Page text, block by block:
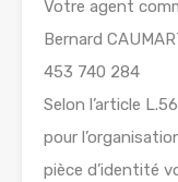
Votre agent
Bernard
453 740 284
Selon l’article
pour
pièce d’identité